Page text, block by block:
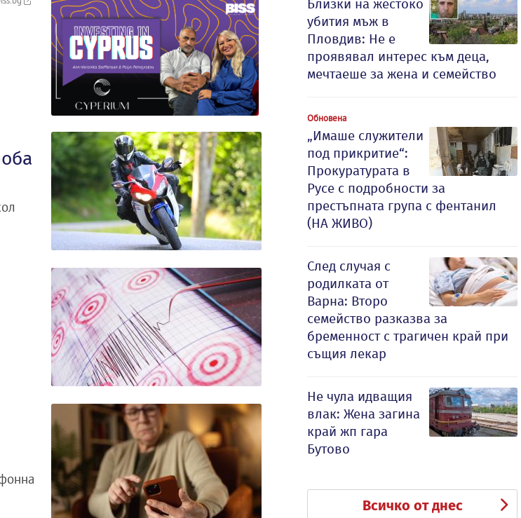
Близки на жестоко
убития мъж в
Пловдив: Не е
проявявал интерес към деца,
мечтаеше за жена и семейство
Обновена
„Имаше служители
под прикритие“:
Прокуратурата в
Русе с подробности за
престъпната група с фентанил
(НА ЖИВО)
След случая с
родилката от
Варна: Второ
семейство разказва за
бременност с трагичен край при
същия лекар
Не чула идващия
влак: Жена загина
край жп гара
Бутово
Всичко от днес